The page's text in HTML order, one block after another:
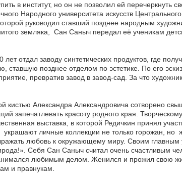
в институт, но он не позволил ей перечеркнуть
Народного университета искусств
руководил ставший позднее народным
земляка, Сан Саныч передал её ученикам
отдал заводу синтетических продуктов, где
ставшую позднее отделом по эстетике. По его
превратив завод в завод-сад. За что
кистью Александра Александровича сотворено
запечатлевать красоту родного края.
выставка, в которой Редичкин принял
личные коллекции не только горожан, но
любовь к окружающему миру. Своим главным
Себя Сан Саныч считал очень счастливым
любимым делом. Женился и прожил свою
и правнукам.